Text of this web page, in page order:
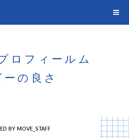
ロフィールム
ーの良さ
BY MOVE_STAFF